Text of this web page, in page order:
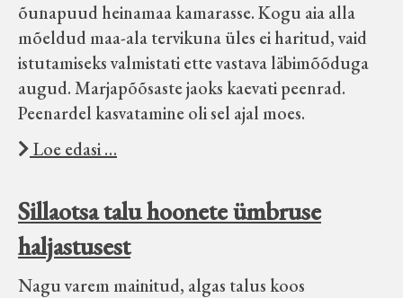
õunapuud heinamaa kamarasse. Kogu aia alla
mõeldud maa-ala tervikuna üles ei haritud, vaid
istutamiseks valmistati ette vastava läbimõõduga
augud. Marjapõõsaste jaoks kaevati peenrad.
Peenardel kasvatamine oli sel ajal moes.
Loe edasi …
Sillaotsa talu hoonete ümbruse
haljastusest
Nagu varem mainitud, algas talus koos